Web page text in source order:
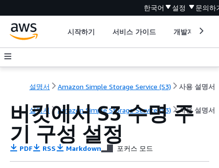
한국어 설정 문의하
시작하기 서비스 가이드 개발자 도구
설명서 Amazon Simple Storage Service (S3) 사용 설명서
설명서 Amazon Simple Storage Service (S3) 사용 설명서
버킷에서 S3 수명 주
기 구성 설정
PDF RSS Markdown 포커스 모드